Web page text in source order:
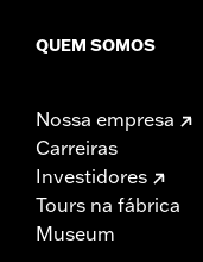
QUEM SOMOS
Nossa empresa
Carreiras
Investidores
Tours na fábrica
Museum